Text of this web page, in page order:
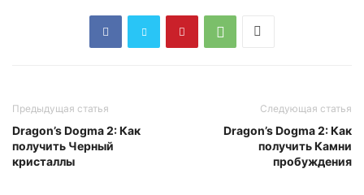
Предыдущая статья
Dragon’s Dogma 2: Как
получить Черный
кристаллы
Следующая статья
Dragon’s Dogma 2: Как
получить Камни
пробуждения